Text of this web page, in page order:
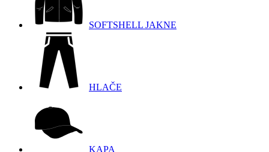
SOFTSHELL JAKNE
HLAČE
KAPA